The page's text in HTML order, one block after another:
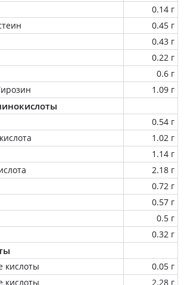
0.14 г
0.45 г
0.43 г
0.22 г
0.6 г
1.09 г
0.54 г
1.02 г
1.14 г
2.18 г
0.72 г
0.57 г
0.5 г
0.32 г
кислоты
0.05 г
кислоты
2.28 г